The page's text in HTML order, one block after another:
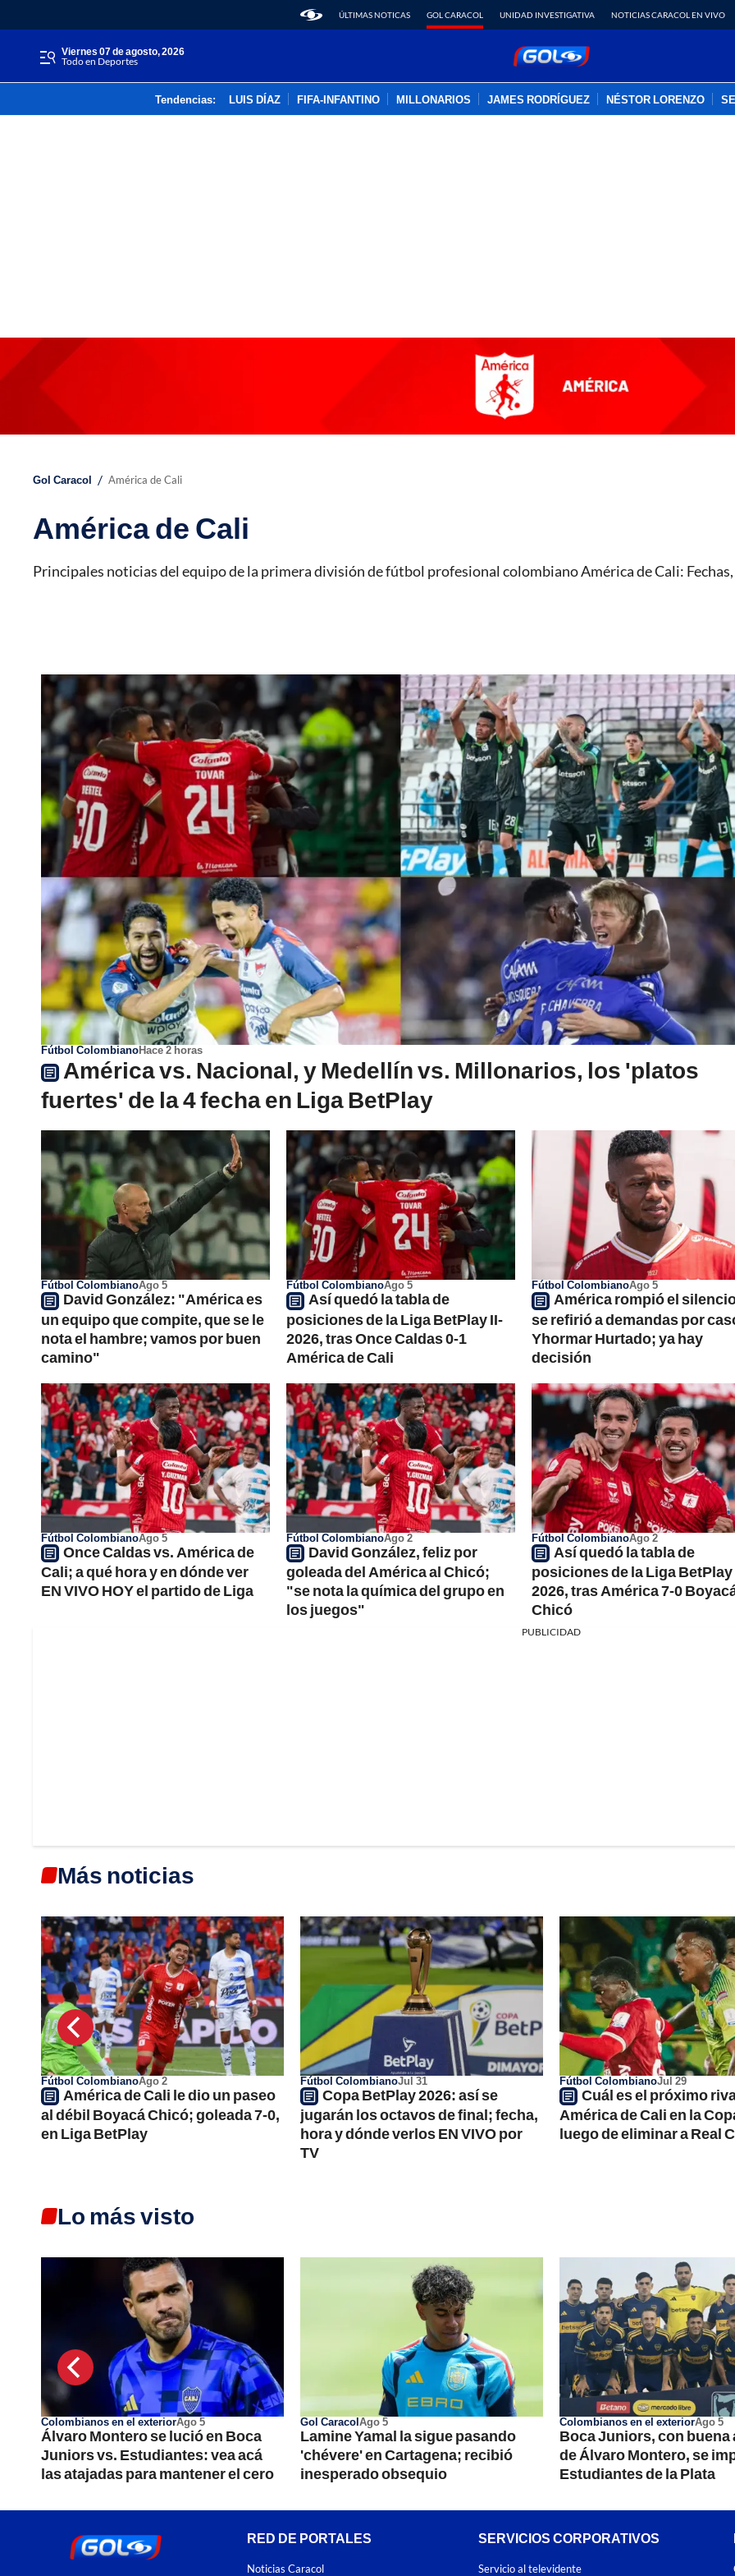
ÚLTIMAS NOTICAS GOL CARACOL UNIDAD INVESTIGATIVA NOTICIAS CARACOL EN VIVO
viernes 07 de agosto, 2026
Todo en Deportes
Tendencias: LUIS DÍAZ FIFA-INFANTINO MILLONARIOS JAMES RODRÍGUEZ NÉSTOR LORENZO
Gol Caracol / América de Cali
América de Cali
Principales noticias del equipo de la primera división de fútbol profesional colombiano América de Cali:
Fútbol ColombianoHace 2 horas
América vs. Nacional, y Medellín vs. Millonarios, los 'platos
fuertes' de la 4 fecha en Liga BetPlay
Fútbol ColombianoAgo 5
David González: "América es
un equipo que compite, que se le
nota el hambre; vamos por buen
camino"
Fútbol ColombianoAgo 5
Así quedó la tabla de
posiciones de la Liga BetPlay II-
2026, tras Once Caldas 0-1
América de Cali
Fútbol ColombianoAgo 5
América rompió el
se refirió a demandas por
Yhormar Hurtado; ya hay
decisión
Fútbol ColombianoAgo 5
Once Caldas vs. América de
Cali; a qué hora y en dónde ver
EN VIVO HOY el partido de Liga
Fútbol ColombianoAgo 2
David González, feliz por
goleada del América al Chicó;
"se nota la química del grupo en
los juegos"
Fútbol ColombianoAgo 2
Así quedó la tabla de
posiciones de la Liga BetPlay
2026, tras América 7-0
Chicó
PUBLICIDAD
Más noticias
Fútbol ColombianoAgo 2
América de Cali le dio un paseo
al débil Boyacá Chicó; goleada 7-0,
en Liga BetPlay
Fútbol ColombianoJul 31
Copa BetPlay 2026: así se
jugarán los octavos de final; fecha,
hora y dónde verlos EN VIVO por
TV
Fútbol ColombianoJul 29
Cuál es el próximo
América de Cali en la
luego de eliminar a Real
Lo más visto
Colombianos en el exteriorAgo 5
Álvaro Montero se lució en Boca
Juniors vs. Estudiantes: vea acá
las atajadas para mantener el cero
Gol CaracolAgo 5
Lamine Yamal la sigue pasando
'chévere' en Cartagena; recibió
inesperado obsequio
Colombianos en el exteriorAgo 5
Boca Juniors, con
de Álvaro Montero, se
Estudiantes de la Plata
RED DE PORTALES
Noticias Caracol
SERVICIOS CORPORATIVOS
Servicio al televidente